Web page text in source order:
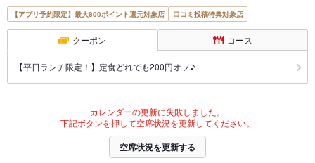
【アプリ予約限定】最大800ポイント還元対象店 口コミ投稿特典対象店
クーポン コース
【平日ランチ限定！】定食どれでも200円オフ♪
カレンダーの更新に失敗しました。
下記ボタンを押して空席状況を更新してください。
空席状況を更新する